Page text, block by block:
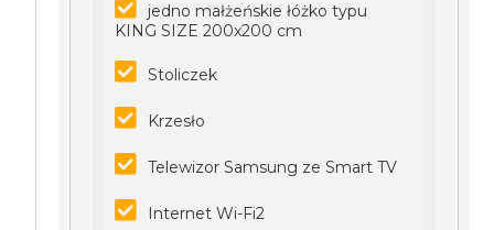
jedno małżeńskie łóżko typu
KING SIZE 200x200 cm
Stoliczek
Krzesło
Telewizor Samsung ze Smart TV
Internet Wi-Fi2